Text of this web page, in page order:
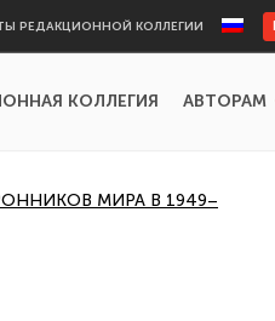
РЕДАКЦИОННОЙ КОЛЛЕГИИ
КОЛЛЕГИЯ АВТОРАМ
МИРА В 1949–